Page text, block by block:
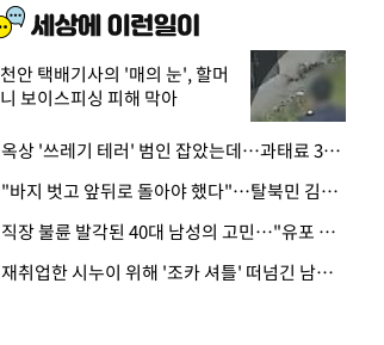
천안 택배기사의 '매의 눈', 할머
니 보이스피싱 피해 막아
· 옥상 '쓰레기 테러' 범인 잡았는데…과태료 3만원 처분에 숙박업주 허탈
· "바지 벗고 앞뒤로 돌아야 했다"…탈북민 김서아, 기쁨조 검사 수치심 회상
· 직장 불륜 발각된 40대 남성의 고민…"유포 동료 명예훼손·협박죄 고소 가능할까"
· 재취업한 시누이 위해 '조카 셔틀' 떠넘긴 남편…아내 "난 못한다"